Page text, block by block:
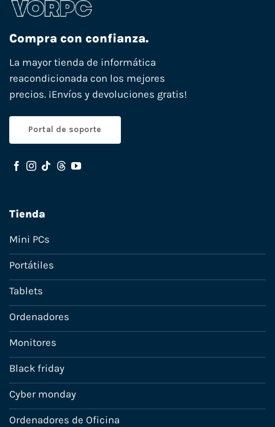
Compra con confianza.
La mayor tienda de informática
reacondicionada con los mejores
precios. ¡Envíos y devoluciones gratis!
Portal de soporte
Tienda
Mini PCs
Portátiles
Tablets
Ordenadores
Monitores
Black friday
Cyber monday
Ordenadores de Oficina